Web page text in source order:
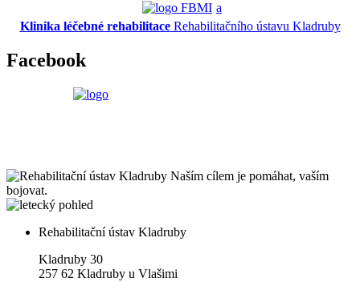
a
Klinika léčebné rehabilitaceRehabilitačního ústavu Kladruby
Facebook
Naším cílem je pomáhat, vaším
bojovat.
Rehabilitační ústav Kladruby
Kladruby 30
257 62 Kladruby u Vlašimi